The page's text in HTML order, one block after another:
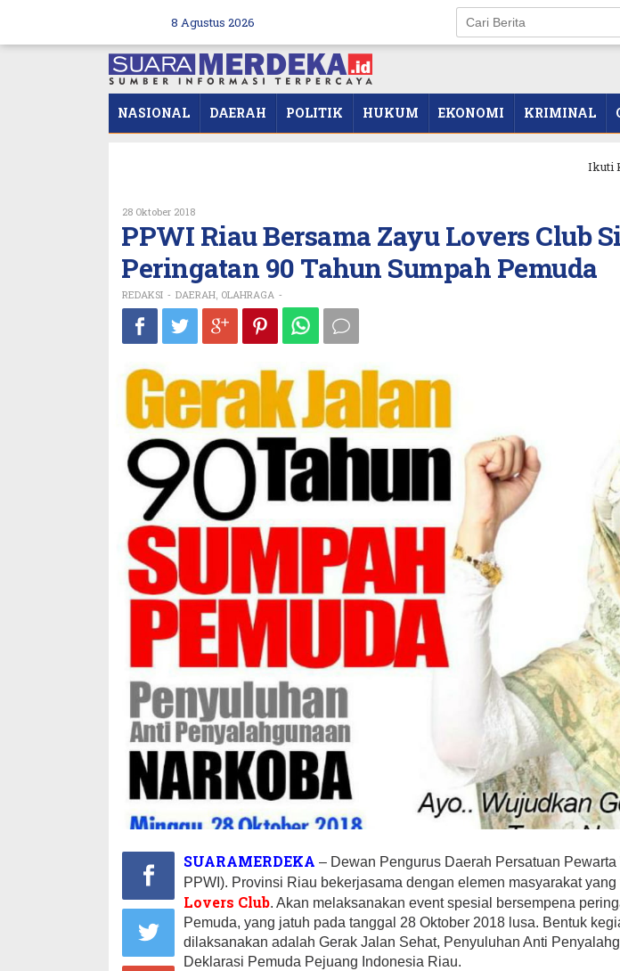
8 Agustus 2026
NASIONAL DAERAH POLITIK HUKUM EKONOMI KRIMINAL
Ikuti
28 Oktober 2018Oleh
REDAKSI
PPWI Riau Bersama Zayu Lovers Club
Peringatan 90 Tahun Sumpah Pemuda
REDAKSI - DAERAH OLAHRAGA -
SUARAMERDEKA – Dewan Pengurus Daerah Persatuan
PPWI). Provinsi Riau bekerjasama dengan elemen masyarakat
Lovers Club. Akan melaksanakan event spesial bersempena
Pemuda, yang jatuh pada tanggal 28 Oktober 2018 lusa. Bentuk
dilaksanakan adalah Gerak Jalan Sehat, Penyuluhan Anti
Deklarasi Pemuda Pejuang Indonesia Riau.